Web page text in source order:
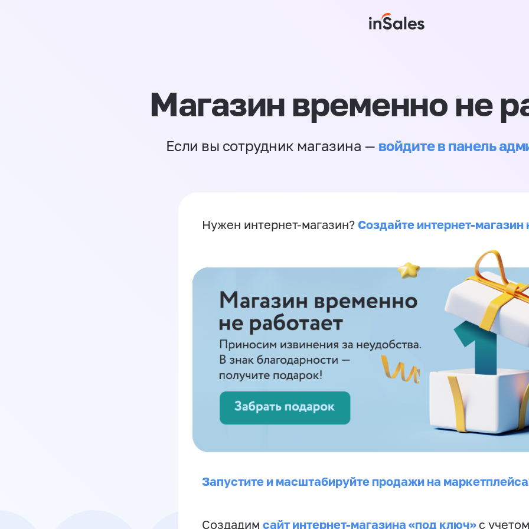
Магазин временно не
Если вы сотрудник магазина — войдите в панель
Нужен интернет-магазин? Создайте интернет-магазин
Запустите и масштабируйте продажи на
Создадим сайт интернет-магазина «под ключ» с учетом